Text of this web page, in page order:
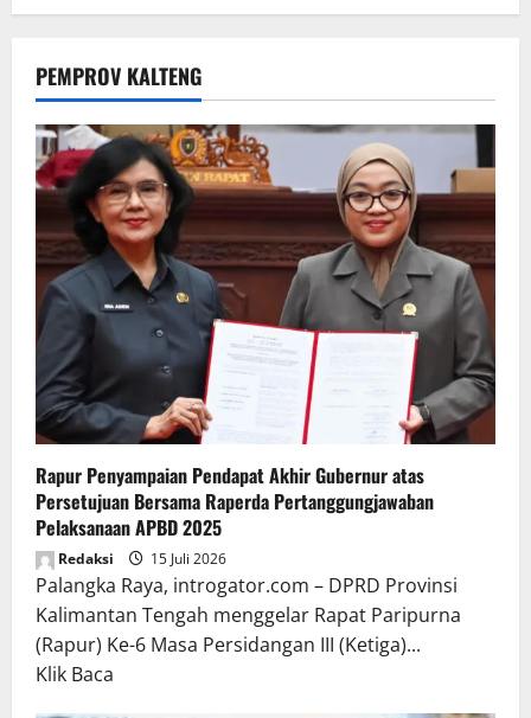
PEMPROV KALTENG
Rapur Penyampaian Pendapat Akhir Gubernur atas
Persetujuan Bersama Raperda Pertanggungjawaban
Pelaksanaan APBD 2025
Redaksi 15 Juli 2026
Palangka Raya, introgator.com – DPRD Provinsi
Kalimantan Tengah menggelar Rapat Paripurna
(Rapur) Ke-6 Masa Persidangan III (Ketiga)...
Klik Baca